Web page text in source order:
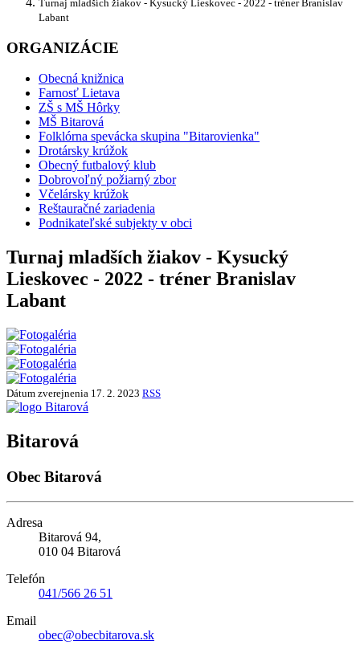
Turnaj mladších žiakov - Kysucký Lieskovec - 2022 - tréner Branislav
Labant
ORGANIZÁCIE
Obecná knižnica
Farnosť Lietava
ZŠ s MŠ Hôrky
MŠ Bitarová
Folklórna spevácka skupina "Bitarovienka"
Drotársky krúžok
Obecný futbalový klub
Dobrovoľný požiarný zbor
Včelársky krúžok
Reštauračné zariadenia
Podnikateľské subjekty v obci
Turnaj mladších žiakov - Kysucký
Lieskovec - 2022 - tréner Branislav
Labant
Dátum zverejnenia 17. 2. 2023 RSS
Bitarová
Obec Bitarová
Adresa
Bitarová 94,
010 04 Bitarová
Telefón
041/566 26 51
Email
obec@obecbitarova.sk